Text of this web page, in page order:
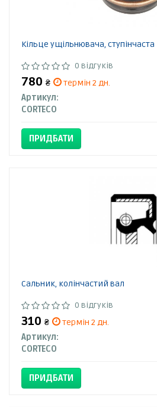
Кільце ущільнювача,
0 відгуків
780 ₴
термін 2 дн.
Артикул:
CORTECO
ПРИДБАТИ
Сальник, колінчастий вал
0 відгуків
310 ₴
термін 2 дн.
Артикул:
CORTECO
ПРИДБАТИ